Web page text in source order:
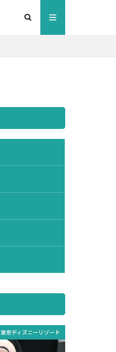
東京ディズニーリゾート